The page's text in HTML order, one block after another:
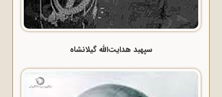
سپهبد هدایت‌الله گیلانشاه